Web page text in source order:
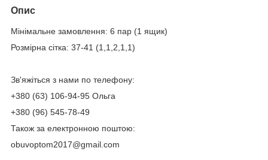
Опис
Мінімальне замовлення: 6 пар (1 ящик)
Розмірна сітка: 37-41 (1,1,2,1,1)
Зв'яжіться з нами по телефону:
+380 (63) 106-94-95 Ольга
+380 (96) 545-78-49
Також за електронною поштою:
obuvoptom2017@gmail.com